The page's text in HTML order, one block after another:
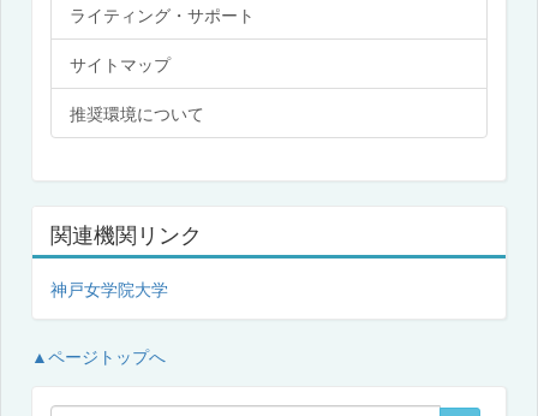
ライティング・サポート
サイトマップ
推奨環境について
関連機関リンク
神戸女学院大学
▲ページトップへ